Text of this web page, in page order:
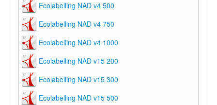
Ecolabelling NAD v4 500
Ecolabelling NAD v4 750
Ecolabelling NAD v4 1000
Ecolabelling NAD v15 200
Ecolabelling NAD v15 300
Ecolabelling NAD v15 500